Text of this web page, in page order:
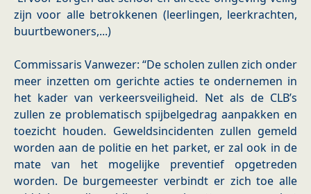
zijn voor alle betrokkenen (leerlingen, leerkrachten,
buurtbewoners,...)
Commissaris Vanwezer: “De scholen zullen zich onder
meer inzetten om gerichte acties te ondernemen in
het kader van verkeersveiligheid. Net als de CLB’s
zullen ze problematisch spijbelgedrag aanpakken en
toezicht houden. Geweldsincidenten zullen gemeld
worden aan de politie en het parket, er zal ook in de
mate van het mogelijke preventief opgetreden
worden. De burgemeester verbindt er zich toe alle